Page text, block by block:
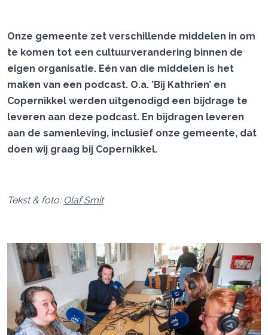
Onze gemeente zet verschillende middelen in om
te komen tot een cultuurverandering binnen de
eigen organisatie. Eén van die middelen is het
maken van een podcast. O.a. ’Bij Kathrien’ en
Copernikkel werden uitgenodigd een bijdrage te
leveren aan deze podcast. En bijdragen leveren
aan de samenleving, inclusief onze gemeente, dat
doen wij graag bij Copernikkel.
Tekst & foto: Olaf Smit